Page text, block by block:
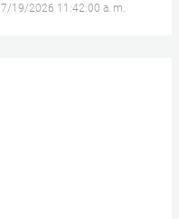
7/19/2026 11:42:00 a. m.